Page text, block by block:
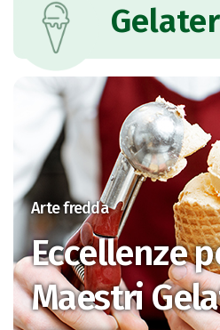
Arte fredda
Eccellenze
Maestri